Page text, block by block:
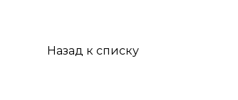
Назад к списку